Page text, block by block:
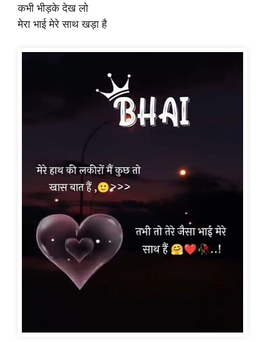
कभी भीड़के देख लो
मेरा भाई मेरे साथ खड़ा है